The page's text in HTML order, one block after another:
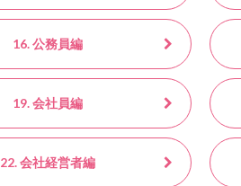
16. 公務員編
19. 会社員編
22. 会社経営者編